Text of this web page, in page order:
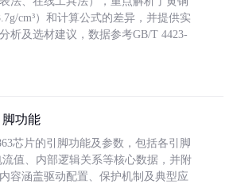
cm³）和计算公式的差异，并提供实
析及选材建议，数据参考GB/T 4423-
脚功能
芯片的引脚功能及参数，包括各引脚
值、内部逻辑关系等核心数据，并附
容涵盖驱动配置、保护机制及典型应